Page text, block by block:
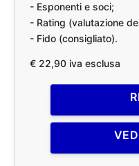
- Esponenti e soci;
- Rating (valutazione
- Fido (consigliato).
€ 22,90 iva esclusa